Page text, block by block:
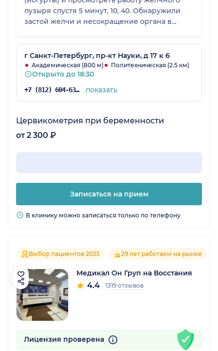
пузыря спустя 5 минут, 10, 40. Обнаружили
застой желчи и несокращение органа в
причину высыпаний на лице. В клинике
очень вежливый персонал, подарили бонус
на следующий прием
г Санкт-Петербург, пр-кт Науки, д 17 к 6
Академическая (800 м) Политехническая (2.5 км)
Открыто до 18:30
+7 (812) 604-63-46 показать
Цервикометрия при беременности
от 2 300 ₽
Записаться на прием
В клинику можно записаться только по телефону
Выбор пациентов 2025 29 лет работаем на рынке
Медикал Он Груп на Восстания
4.4 1319 отзывов
Лицензия проверена